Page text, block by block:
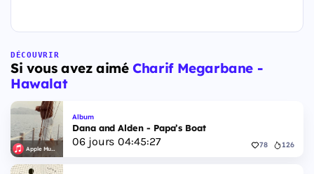
DÉCOUVRIR
Si vous avez aiméCharif Megarbane -
Hawalat
Apple Music
Album
Dana and Alden - Papa’s Boat
06jours 04:45:26 78 126